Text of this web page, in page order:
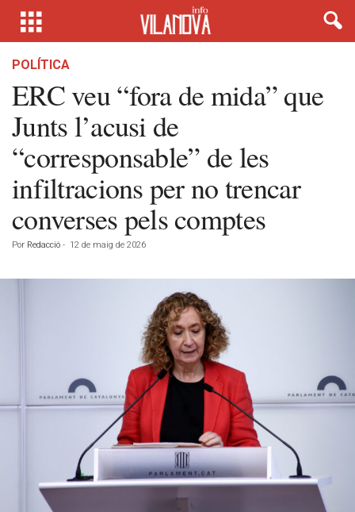
POLÍTICA
ERC veu “fora de mida” que
Junts l’acusi de
“corresponsable” de les
infiltracions per no trencar
converses pels comptes
Por Redacció - 12 de maig de 2026